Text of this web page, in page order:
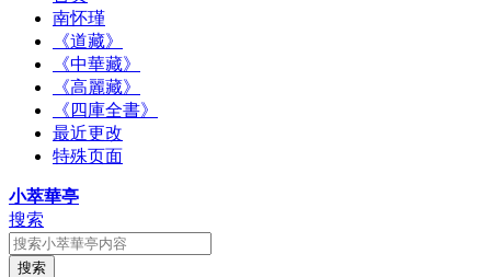
南怀瑾
《道藏》
《中華藏》
《高麗藏》
《四庫全書》
最近更改
特殊页面
小萃華亭
搜索
搜索